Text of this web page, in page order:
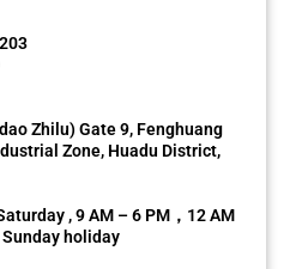
Zhilu) Gate 9, Fenghuang
Zone, Huadu District,
, 9 AM – 6 PM，12 AM
holiday